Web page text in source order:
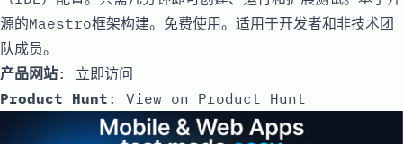
源的Maestro框架构建。免费使用。适用于开发者和非技术团
队成员。
产品网站: 立即访问
Product Hunt : View on Product Hunt